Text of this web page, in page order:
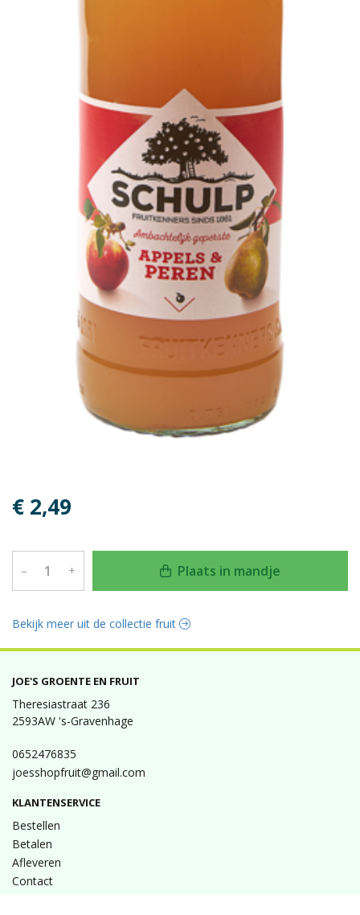
€ 2,49
– + Plaats in mandje
Bekijk meer uit de collectie fruit
JOE'S GROENTE EN FRUIT
Theresiastraat 236
2593AW 's-Gravenhage
0652476835
joesshopfruit@gmail.com
KLANTENSERVICE
Bestellen
Betalen
Afleveren
Contact